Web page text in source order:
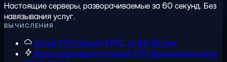
Настоящие серверы, разворачиваемые за 60 секунд. Без
навязывания услуг.
ВЫЧИСЛЕНИЯ
Cloud VPS Общий EPYC, от $2,48/мес
Высокопроизводительный VPS Выделенные ядра